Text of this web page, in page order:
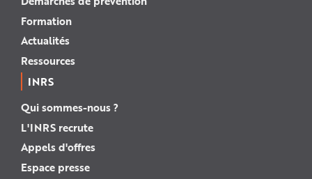
Formation
Actualités
Ressources
INRS
Qui sommes-nous ?
L'INRS recrute
Appels d'offres
Espace presse